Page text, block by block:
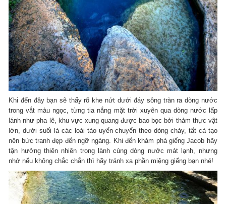
Khi đến đây bạn sẽ thấy rõ khe nứt dưới đáy sông tràn ra dòng nước
trong vắt màu ngọc, từng tia nắng mặt trời xuyên qua dòng nước lấp
lánh như pha lê, khu vực xung quang được bao bọc bởi thảm thực vật
lớn, dưới suối là các loài tảo uyển chuyển theo dòng chảy, tất cả tạo
nên bức tranh đẹp đến ngỡ ngàng. Khi đến khám phá giếng Jacob hãy
tận hưởng thiên nhiên trong lành cùng dòng nước mát lạnh, nhưng
nhớ nếu không chắc chắn thì hãy tránh xa phần miệng giếng bạn nhé!